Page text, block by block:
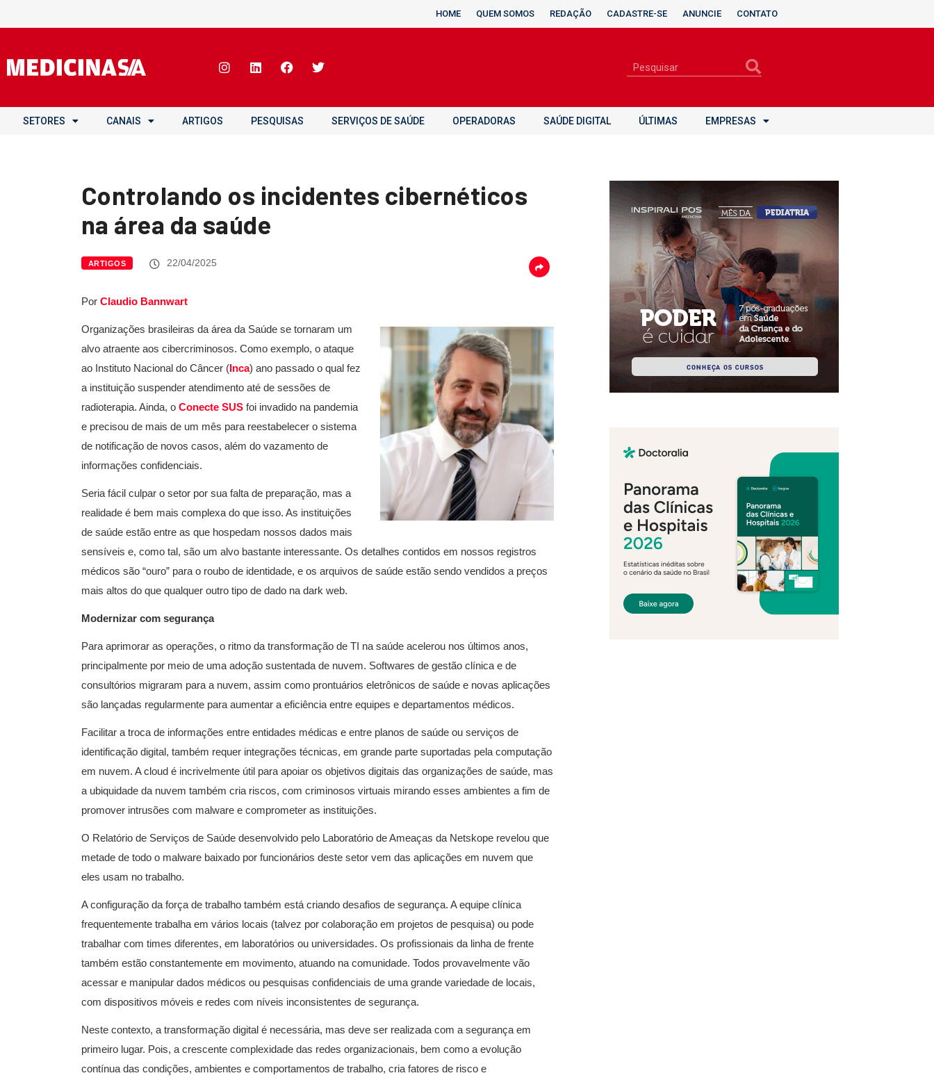
HOME QUEM SOMOS REDAÇÃO CADASTRE-SE ANUNCIE CONTATO
SETORES CANAIS ARTIGOS PESQUISAS SERVIÇOS DE SAÚDE OPERADORAS SAÚDE DIGITAL ÚLTIMAS EMPRESAS
Controlando os incidentes cibernéticos
na área da saúde
ARTIGOS 22/04/2025
Por Claudio Bannwart
Organizações brasileiras da área da Saúde se tornaram um
alvo atraente aos cibercriminosos. Como exemplo, o ataque
ao Instituto Nacional do Câncer (Inca) ano passado o qual fez
a instituição suspender atendimento até de sessões de
radioterapia. Ainda, o Conecte SUS foi invadido na pandemia
e precisou de mais de um mês para reestabelecer o sistema
de notificação de novos casos, além do vazamento de
informações confidenciais.
Seria fácil culpar o setor por sua falta de preparação, mas a
realidade é bem mais complexa do que isso. As instituições
de saúde estão entre as que hospedam nossos dados mais
sensíveis e, como tal, são um alvo bastante interessante. Os detalhes contidos em nossos registros
médicos são “ouro” para o roubo de identidade, e os arquivos de saúde estão sendo vendidos a preços
mais altos do que qualquer outro tipo de dado na dark web.
Modernizar com segurança
Para aprimorar as operações, o ritmo da transformação de TI na saúde acelerou nos últimos anos,
principalmente por meio de uma adoção sustentada de nuvem. Softwares de gestão clínica e de
consultórios migraram para a nuvem, assim como prontuários eletrônicos de saúde e novas aplicações
são lançadas regularmente para aumentar a eficiência entre equipes e departamentos médicos.
Facilitar a troca de informações entre entidades médicas e entre planos de saúde ou serviços de
identificação digital, também requer integrações técnicas, em grande parte suportadas pela computação
em nuvem. A cloud é incrivelmente útil para apoiar os objetivos digitais das organizações de saúde, mas
a ubiquidade da nuvem também cria riscos, com criminosos virtuais mirando esses ambientes a fim de
promover intrusões com malware e comprometer as instituições.
O Relatório de Serviços de Saúde desenvolvido pelo Laboratório de Ameaças da Netskope revelou que
metade de todo o malware baixado por funcionários deste setor vem das aplicações em nuvem que
eles usam no trabalho.
A configuração da força de trabalho também está criando desafios de segurança. A equipe clínica
frequentemente trabalha em vários locais (talvez por colaboração em projetos de pesquisa) ou pode
trabalhar com times diferentes, em laboratórios ou universidades. Os profissionais da linha de frente
também estão constantemente em movimento, atuando na comunidade. Todos provavelmente vão
acessar e manipular dados médicos ou pesquisas confidenciais de uma grande variedade de locais,
com dispositivos móveis e redes com níveis inconsistentes de segurança.
Neste contexto, a transformação digital é necessária, mas deve ser realizada com a segurança em
primeiro lugar. Pois, a crescente complexidade das redes organizacionais, bem como a evolução
contínua das condições, ambientes e comportamentos de trabalho, cria fatores de risco e